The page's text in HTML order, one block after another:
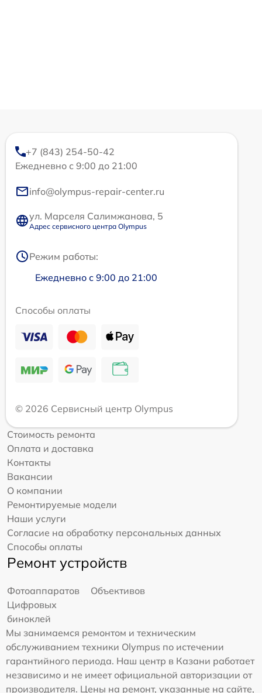
+7 (843) 254-50-42
Ежедневно с 9:00 до 21:00
info@olympus-repair-center.ru
ул. Марселя Салимжанова, 5
Адрес сервисного центра Olympus
Режим работы:
Ежедневно с 9:00 до 21:00
Способы оплаты
© 2026 Сервисный центр Olympus
Стоимость ремонта
Оплата и доставка
Контакты
Вакансии
О компании
Ремонтируемые модели
Наши услуги
Согласие на обработку персональных данных
Способы оплаты
Ремонт устройств
Фотоаппаратов
Объективов
Цифровых
биноклей
Мы занимаемся ремонтом и техническим
обслуживанием техники Olympus по истечении
гарантийного периода. Наш центр в Казани работает
независимо и не имеет официальной авторизации от
производителя. Цены на ремонт, указанные на сайте,